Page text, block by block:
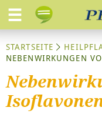
STARTSEITE
NEBENWIRKUNGEN